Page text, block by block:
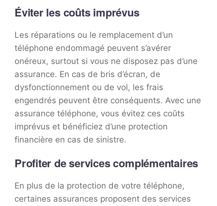
Éviter les coûts imprévus
Les réparations ou le remplacement d’un
téléphone endommagé peuvent s’avérer
onéreux, surtout si vous ne disposez pas d’une
assurance. En cas de bris d’écran, de
dysfonctionnement ou de vol, les frais
engendrés peuvent être conséquents. Avec une
assurance téléphone, vous évitez ces coûts
imprévus et bénéficiez d’une protection
financière en cas de sinistre.
Profiter de services complémentaires
En plus de la protection de votre téléphone,
certaines assurances proposent des services